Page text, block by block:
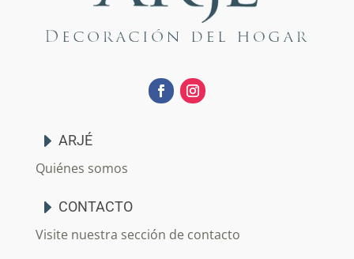
ARJÉ
Quiénes somos
CONTACTO
Visite nuestra sección de contacto